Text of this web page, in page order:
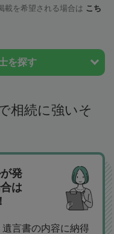
載を希望される場合は こち
を探す
相続に強いそ
発
は
言書の内容に納得